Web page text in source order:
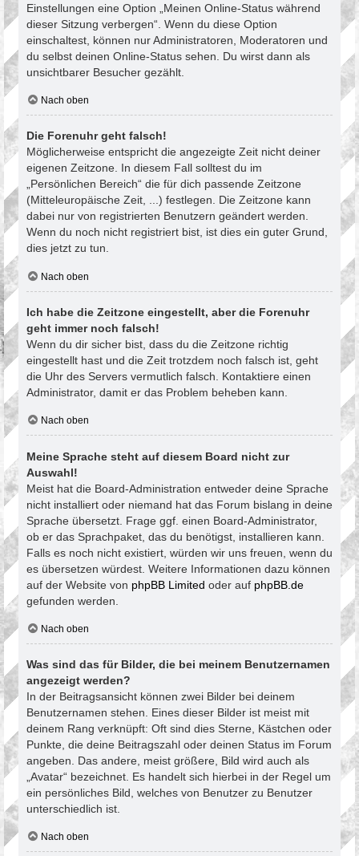
Einstellungen eine Option „Meinen Online-Status während
dieser Sitzung verbergen“. Wenn du diese Option
einschaltest, können nur Administratoren, Moderatoren und
du selbst deinen Online-Status sehen. Du wirst dann als
unsichtbarer Besucher gezählt.
Nach oben
Die Forenuhr geht falsch!
Möglicherweise entspricht die angezeigte Zeit nicht deiner
eigenen Zeitzone. In diesem Fall solltest du im
„Persönlichen Bereich“ die für dich passende Zeitzone
(Mitteleuropäische Zeit, ...) festlegen. Die Zeitzone kann
dabei nur von registrierten Benutzern geändert werden.
Wenn du noch nicht registriert bist, ist dies ein guter Grund,
dies jetzt zu tun.
Nach oben
Ich habe die Zeitzone eingestellt, aber die Forenuhr
geht immer noch falsch!
Wenn du dir sicher bist, dass du die Zeitzone richtig
eingestellt hast und die Zeit trotzdem noch falsch ist, geht
die Uhr des Servers vermutlich falsch. Kontaktiere einen
Administrator, damit er das Problem beheben kann.
Nach oben
Meine Sprache steht auf diesem Board nicht zur
Auswahl!
Meist hat die Board-Administration entweder deine Sprache
nicht installiert oder niemand hat das Forum bislang in deine
Sprache übersetzt. Frage ggf. einen Board-Administrator,
ob er das Sprachpaket, das du benötigst, installieren kann.
Falls es noch nicht existiert, würden wir uns freuen, wenn du
es übersetzen würdest. Weitere Informationen dazu können
auf der Website von phpBB Limited oder auf phpBB.de
gefunden werden.
Nach oben
Was sind das für Bilder, die bei meinem Benutzernamen
angezeigt werden?
In der Beitragsansicht können zwei Bilder bei deinem
Benutzernamen stehen. Eines dieser Bilder ist meist mit
deinem Rang verknüpft: Oft sind dies Sterne, Kästchen oder
Punkte, die deine Beitragszahl oder deinen Status im Forum
angeben. Das andere, meist größere, Bild wird auch als
„Avatar“ bezeichnet. Es handelt sich hierbei in der Regel um
ein persönliches Bild, welches von Benutzer zu Benutzer
unterschiedlich ist.
Nach oben